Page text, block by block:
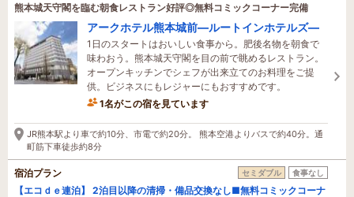
熊本城天守閣を臨む朝食レストラン好評◎無料コミックコーナー完備
アークホテル熊本城前―ルートインホテルズ―
1日のスタートはおいしい食事から。肥後名物を朝食で
味わおう。熊本城天守閣を目の前で眺めるレストラン。
オープンキッチンでシェフが出来立てのお料理をご提
供。ビジネスにもレジャーにもおすすめです。
1名がこの宿を見ています
1時間前に予約されました
JR熊本駅より車で約10分、市電で約20分。 熊本空港よりバスで約40分。通
町筋下車徒歩約8分
宿泊プラン セミダブル 食事なし
【エコｄｅ連泊】 2泊目以降の清掃・備品交換なし■無料コミックコーナ